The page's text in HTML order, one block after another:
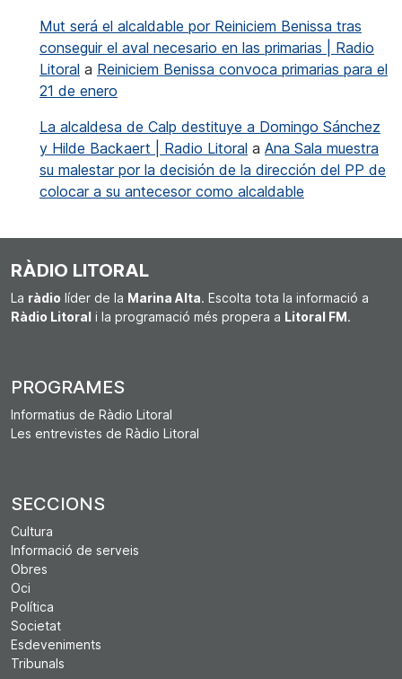
Mut será el alcaldable por Reiniciem Benissa tras
conseguir el aval necesario en las primarias | Radio
Litoral a Reiniciem Benissa convoca primarias para el
21 de enero
La alcaldesa de Calp destituye a Domingo Sánchez
y Hilde Backaert | Radio Litoral a Ana Sala muestra
su malestar por la decisión de la dirección del PP de
colocar a su antecesor como alcaldable
RÀDIO LITORAL
La ràdio líder de la Marina Alta. Escolta tota la informació a
Ràdio Litoral i la programació més propera a Litoral FM.
PROGRAMES
Informatius de Ràdio Litoral
Les entrevistes de Ràdio Litoral
SECCIONS
Cultura
Informació de serveis
Obres
Oci
Política
Societat
Esdeveniments
Tribunals